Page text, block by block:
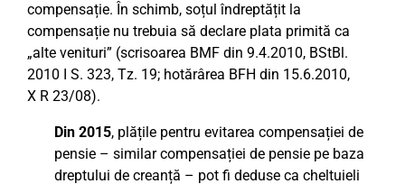
compensație. În schimb, soțul îndreptățit la
compensație nu trebuia să declare plata primită ca
„alte venituri” (scrisoarea BMF din 9.4.2010, BStBl.
2010 I S. 323, Tz. 19; hotărârea BFH din 15.6.2010,
X R 23/08).
Din 2015, plățile pentru evitarea compensației de
pensie – similar compensației de pensie pe baza
dreptului de creanță – pot fi deduse ca cheltuieli